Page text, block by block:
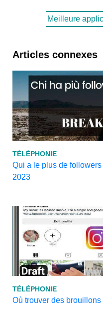
Meilleure
Articles connexes
TÉLÉPHONIE
Qui a le plus de
2023
TÉLÉPHONIE
Où trouver des brouillons